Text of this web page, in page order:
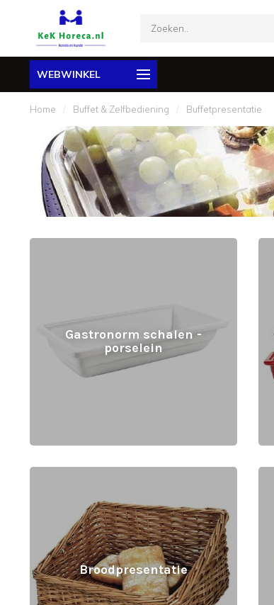
WEBWINKEL
Home / Buffet & Zelfbediening / Buffetpresentatie
Gastronorm schalen -
porselein
Broodpresentatie